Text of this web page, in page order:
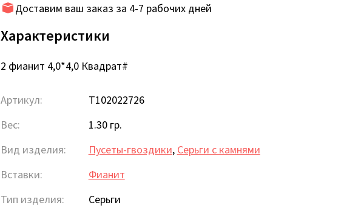
Доставим ваш заказ за 4-7 рабочих дней
Характеристики
2 фианит 4,0*4,0 Квадрат#
Артикул:
Т102022726
Вес:
1.30 гр.
Вид изделия:
Пусеты-гвоздики, Серьги с камнями
Вставки:
Фианит
Тип изделия:
Серьги